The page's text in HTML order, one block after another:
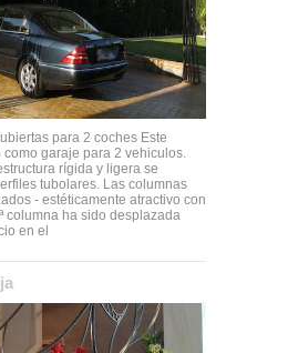
para 2 coches Este
garaje para 2 vehiculos.
rígida y ligera se
tubolares. Las columnas
- estéticamente atractivo con
columna ha sido desplazada
en el